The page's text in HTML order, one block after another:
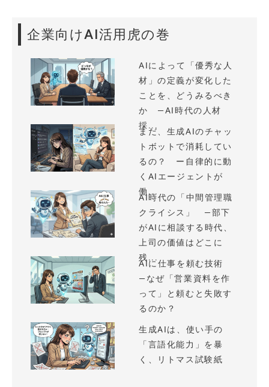
企業向けAI活用虎の巻
AIによって「優秀な人
材」の定義が変化した
ことを、どうみるべき
か —AI時代の人材
採...
まだ、生成AIのチャッ
トボットで消耗してい
るの？ ー自律的に動
くAIエージェントが
働...
AI時代の「中間管理職
クライシス」 —部下
がAIに相談する時代、
上司の価値はどこに
残...
AIに仕事を頼む技術
—なぜ「営業資料を作
って」と頼むと失敗す
るのか？
生成AIは、使い手の
「言語化能力」を暴
く、リトマス試験紙